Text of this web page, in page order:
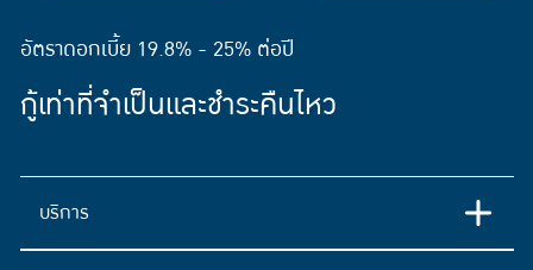
อัตราดอกเบี้ย 19.8% - 25% ต่อปี
กู้เท่าที่จำเป็นและชำระคืนไหว
บริการ